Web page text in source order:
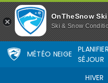
OnTheSnow
Ski & Snow
MÉTÉO NEIGE
SÉJOUR
HIVER